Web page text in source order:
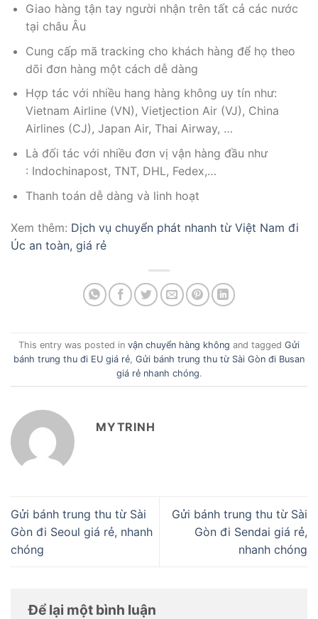
Giao hàng tận tay người nhận trên tất cả các nước
tại châu Âu
Cung cấp mã tracking cho khách hàng để họ theo
dõi đơn hàng một cách dễ dàng
Hợp tác với nhiều hang hàng không uy tín như:
Vietnam Airline (VN), Vietjection Air (VJ), China
Airlines (CJ), Japan Air, Thai Airway, …
Là đối tác với nhiều đơn vị vận hàng đầu như
: Indochinapost, TNT, DHL, Fedex,…
Thanh toán dễ dàng và linh hoạt
Xem thêm: Dịch vụ chuyển phát nhanh từ Việt Nam đi
Úc an toàn, giá rẻ
This entry was posted in vận chuyển hàng không and tagged Gửi
bánh trung thu đi EU giá rẻ Gửi bánh trung thu từ Sài Gòn đi Busan
giá rẻ nhanh chóng.
MYTRINH
Gửi bánh trung thu từ Sài
Gòn đi Seoul giá rẻ, nhanh
chóng
Gửi bánh trung thu từ Sài
Gòn đi Sendai giá rẻ,
nhanh chóng
Để lại một bình luận